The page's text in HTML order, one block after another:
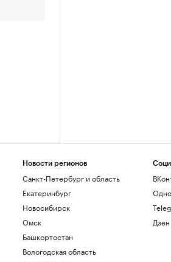
Новости регионов
Санкт-Петербург и область
Екатеринбург
Новосибирск
Омск
Башкортостан
Вологодская область
Дзен